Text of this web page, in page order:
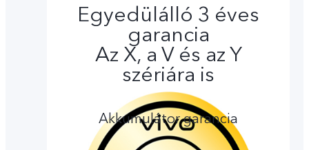
Egyedülálló 3 éves
garancia
Az X, a V és az Y
szériára is
Akkumulátor garancia